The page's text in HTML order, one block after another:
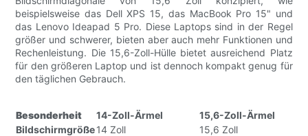
beispielsweise das Dell XPS 15, das MacBook Pro 15" und
das Lenovo Ideapad 5 Pro. Diese Laptops sind in der Regel
größer und schwerer, bieten aber auch mehr Funktionen und
Rechenleistung. Die 15,6-Zoll-Hülle bietet ausreichend Platz
für den größeren Laptop und ist dennoch kompakt genug für
den täglichen Gebrauch.
Besonderheit 14-Zoll-Ärmel
15,6-Zoll-Ärmel
Bildschirmgröße14 Zoll 15,6 Zoll